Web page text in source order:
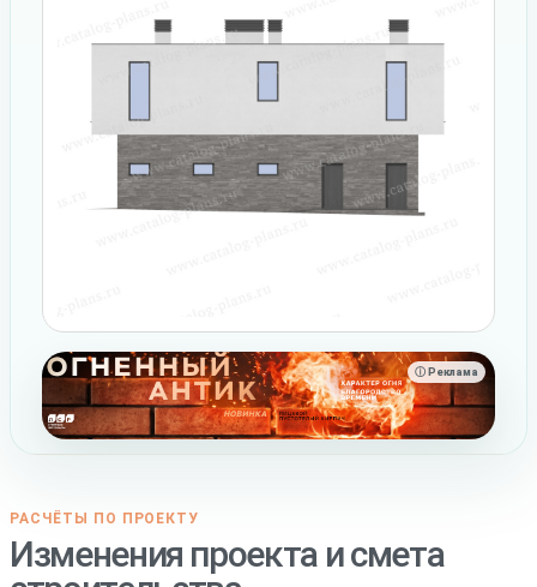
ⓘ Реклама
РАСЧЁТЫ ПО ПРОЕКТУ
Изменения проекта и смета